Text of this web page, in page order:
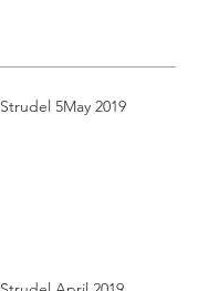
Strudel 5May 2019